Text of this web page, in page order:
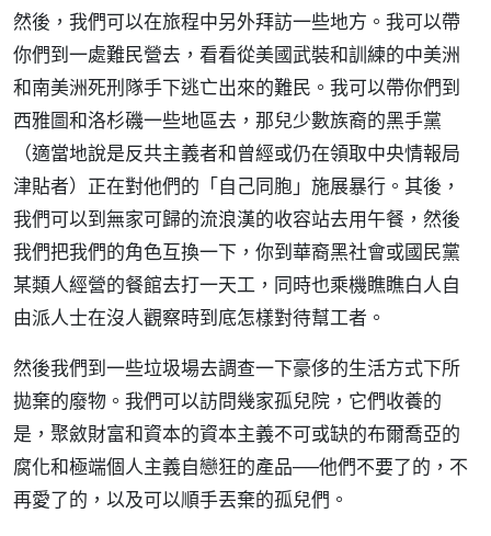
然後，我們可以在旅程中另外拜訪一些地方。我可以帶
你們到一處難民營去，看看從美國武裝和訓練的中美洲
和南美洲死刑隊手下逃亡出來的難民。我可以帶你們到
西雅圖和洛杉磯一些地區去，那兒少數族裔的黑手黨
（適當地說是反共主義者和曾經或仍在領取中央情報局
津貼者）正在對他們的「自己同胞」施展暴行。其後，
我們可以到無家可歸的流浪漢的收容站去用午餐，然後
我們把我們的角色互換一下，你到華裔黑社會或國民黨
某類人經營的餐館去打一天工，同時也乘機瞧瞧白人自
由派人士在沒人觀察時到底怎樣對待幫工者。
然後我們到一些垃圾場去調查一下豪侈的生活方式下所
拋棄的廢物。我們可以訪問幾家孤兒院，它們收養的
是，聚斂財富和資本的資本主義不可或缺的布爾喬亞的
腐化和極端個人主義自戀狂的產品──他們不要了的，不
再愛了的，以及可以順手丟棄的孤兒們。